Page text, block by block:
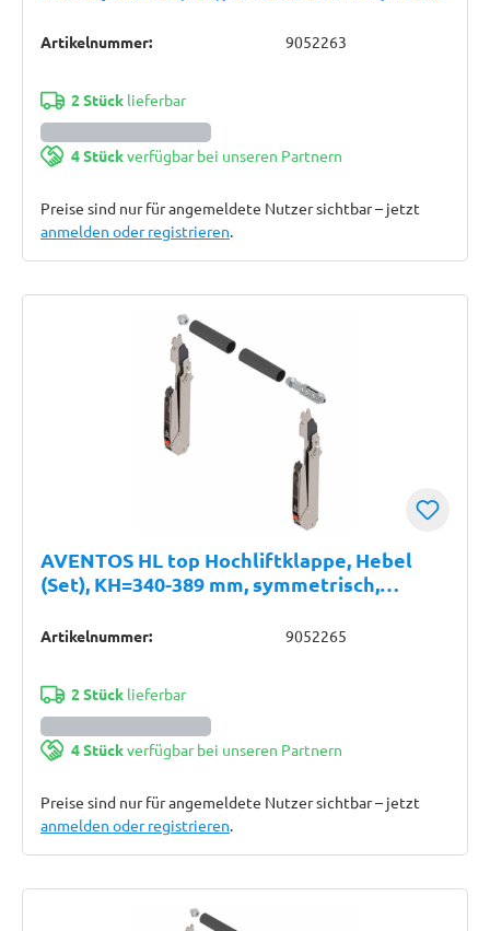
geeignet, verzinkt
Artikelnummer: 9052263
2 Stücklieferbar
4 Stückverfügbar bei unseren Partnern
Preise sind nur für angemeldete Nutzer sichtbar – jetzt
anmelden oder registrieren.
AVENTOS HL top Hochliftklappe, Hebel
(Set), KH=340-389 mm, symmetrisch,
Artikelnummer: 9052265
2 Stücklieferbar
4 Stückverfügbar bei unseren Partnern
Preise sind nur für angemeldete Nutzer sichtbar – jetzt
anmelden oder registrieren.